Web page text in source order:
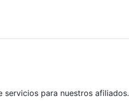
servicios para nuestros afiliados.